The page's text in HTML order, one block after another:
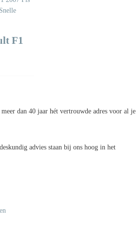
Snelle
F1
dan 40 jaar hét vertrouwde adres voor al je
advies staan bij ons hoog in het